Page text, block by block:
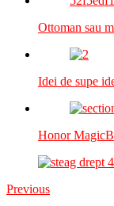
Ottoman sau
Idei de supe
Honor
Previous